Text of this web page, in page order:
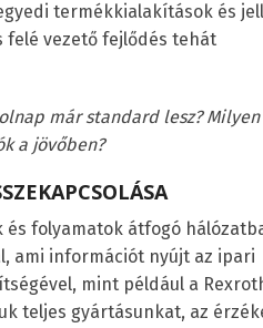
termékkialakítások és
felé vezető fejlődés tehát
már standard lesz?
a jövőben?
folyamatok átfogó
ami információt nyújt az ipari
mint például a
teljes gyártásunkat, az